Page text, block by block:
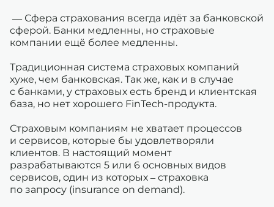
— Сфера страхования всегда идёт за банковской
сферой. Банки медленны, но страховые
компании ещё более медленны.
Традиционная система страховых компаний
хуже, чем банковская. Так же, как и в случае
с банками, у страховых есть бренд и клиентская
база, но нет хорошего FinTech-продукта.
Страховым компаниям не хватает процессов
и сервисов, которые бы удовлетворяли
клиентов. В настоящий момент
разрабатываются 5 или 6 основных видов
сервисов, один из которых – страховка
по запросу (insurance on demand).